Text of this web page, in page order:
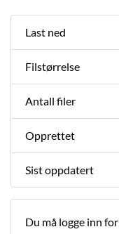
Last ned
Filstørrelse
Antall filer
Opprettet
Sist oppdatert
Du må logge inn